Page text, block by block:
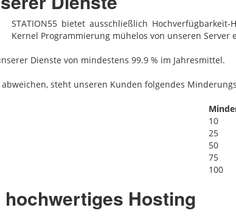
STATION55 bietet ausschließlich
Kernel Programmierung mühelos von unseren Server
Dienste von mindestens 99.9 % im Jahresmittel.
steht unseren Kunden folgendes
10
25
50
75
100
Hosting